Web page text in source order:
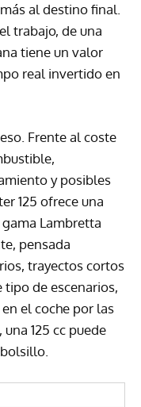
al destino final.
trabajo, de una
tiene un valor
real invertido en
Frente al coste
y posibles
125 ofrece una
Lambretta
pensada
trayectos cortos
tipo de escenarios,
el coche por las
125 cc puede